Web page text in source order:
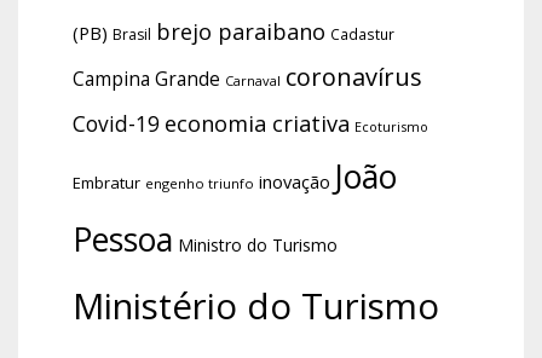
(PB) Brasil brejo paraibano Cadastur
Campina Grande Carnaval coronavírus
Covid-19 economia criativa Ecoturismo
Embratur engenho triunfo inovação João
Pessoa Ministro do Turismo
Ministério do Turismo